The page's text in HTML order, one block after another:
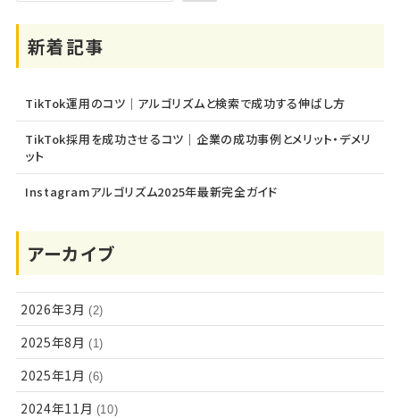
新着記事
TikTok運用のコツ｜アルゴリズムと検索で成功する伸ばし方
TikTok採用を成功させるコツ｜企業の成功事例とメリット・デメリ
ット
Instagramアルゴリズム2025年最新完全ガイド
アーカイブ
2026年3月 (2)
2025年8月 (1)
2025年1月 (6)
2024年11月 (10)